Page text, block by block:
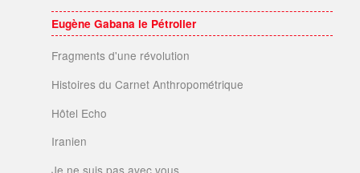
Eugène Gabana le Pétrolier
Fragments d'une révolution
Histoires du Carnet Anthropométrique
Hôtel Echo
Iranien